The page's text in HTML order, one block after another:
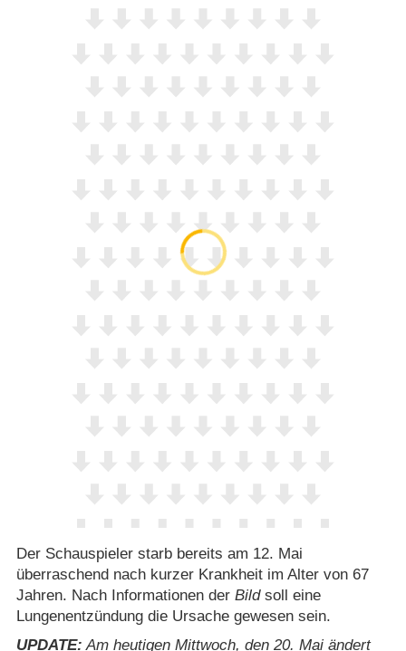
Der Schauspieler starb bereits am 12. Mai
überraschend nach kurzer Krankheit im Alter von 67
Jahren. Nach Informationen der Bildsoll eine
Lungenentzündung die Ursache gewesen sein.
UPDATE: Am heutigen Mittwoch, den 20. Mai ändert